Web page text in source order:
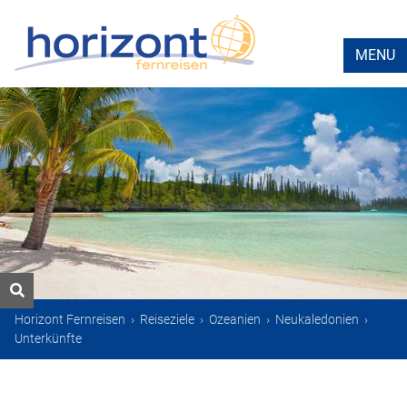
MENU
Horizont Fernreisen › Reiseziele › Ozeanien › Neukaledonien ›
Unterkünfte